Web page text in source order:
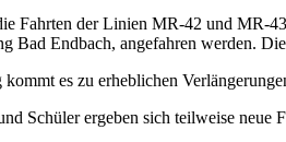
Fahrten der Linien MR-42 und MR-
Bad Endbach, angefahren werden.
es zu erheblichen
Schüler ergeben sich teilweise